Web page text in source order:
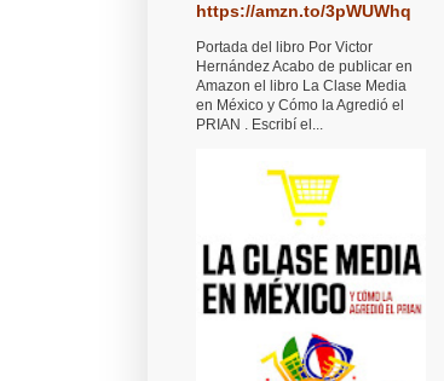
https://amzn.to/3pWUWhq
Portada del libro Por Victor
Hernández Acabo de publicar en
Amazon el libro La Clase Media
en México y Cómo la Agredió el
PRIAN . Escribí el...